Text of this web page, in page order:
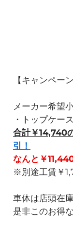
【キャンペー
メーカー希望
・トップケー
合計￥14,740
引！
なんと￥
※別途工賃￥
車体は店頭在
是非このお得